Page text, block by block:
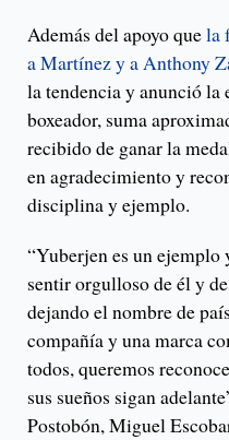
Además del apoyo quela
a Martínez y a Anthony
la tendencia y anunció la
boxeador, suma
recibido de ganar la
en agradecimiento y
disciplina y ejemplo.
“Yuberjen es un ejemplo
sentir orgulloso de él y
dejando el nombre de
compañía y una marca
todos, queremos
sus sueños sigan
Postobón, Miguel